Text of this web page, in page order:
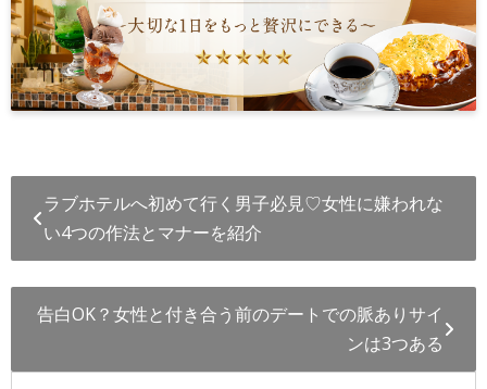
ラブホテルへ初めて行く男子必見♡女性に嫌われな
い4つの作法とマナーを紹介
告白OK？女性と付き合う前のデートでの脈ありサイ
ンは3つある